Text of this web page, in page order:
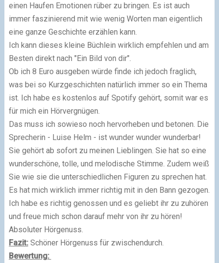
einen Haufen Emotionen rüber zu bringen. Es ist auch
immer faszinierend mit wie wenig Worten man eigentlich
eine ganze Geschichte erzählen kann.
Ich kann dieses kleine Büchlein wirklich empfehlen und am
Besten direkt nach "Ein Bild von dir".
Ob ich 8 Euro ausgeben würde finde ich jedoch fraglich,
was bei so Kurzgeschichten natürlich immer so ein Thema
ist. Ich habe es kostenlos auf Spotify gehört, somit war es
für mich ein Hörvergnügen.
Das muss ich sowieso noch hervorheben und betonen. Die
Sprecherin - Luise Helm - ist wunder wunder wunderbar!
Sie gehört ab sofort zu meinen Lieblingen. Sie hat so eine
wunderschöne, tolle, und melodische Stimme. Zudem weiß
Sie wie sie die unterschiedlichen Figuren zu sprechen hat.
Es hat mich wirklich immer richtig mit in den Bann gezogen.
Ich habe es richtig genossen und es geliebt ihr zu zuhören
und freue mich schon darauf mehr von ihr zu hören!
Absoluter Hörgenuss.
Fazit:Schöner Hörgenuss für zwischendurch.
Bewertung: